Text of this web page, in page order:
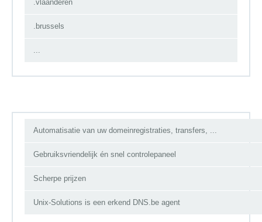
.vlaanderen
.brussels
Automatisatie van uw domeinregistraties, transfers, ...
Gebruiksvriendelijk én snel controlepaneel
Scherpe prijzen
Unix-Solutions is een erkend DNS.be agent